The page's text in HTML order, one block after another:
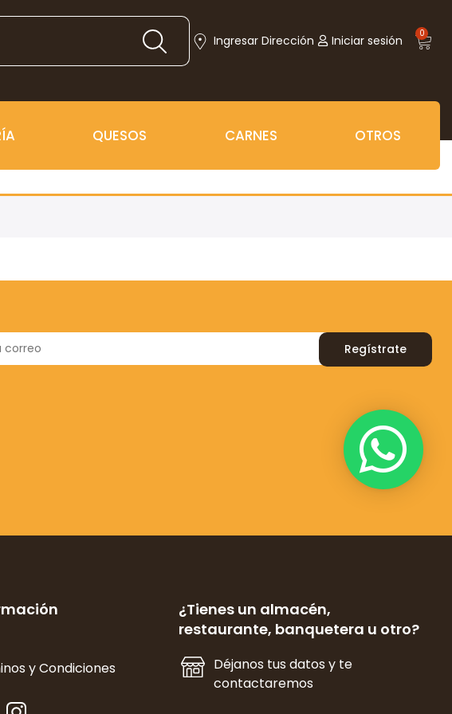
Ingresar Dirección Iniciar sesión 0
QUESOS CARNES OTROS
Regístrate
y Condiciones
¿Tienes un almacén,
restaurante, banquetera u otro?
Déjanos tus datos y te
contactaremos